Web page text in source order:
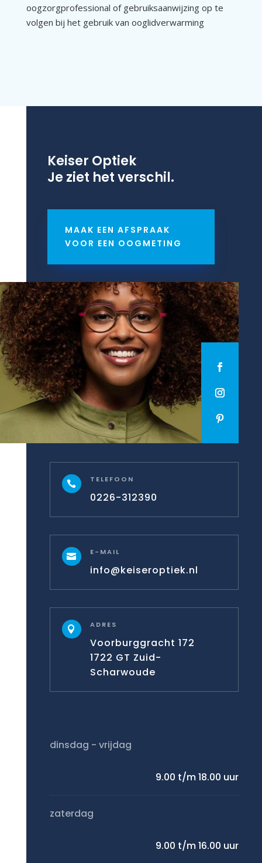
oogzorgprofessional of gebruiksaanwijzing op te
volgen bij het gebruik van ooglidverwarming
Keiser Optiek
Je ziet het verschil.
MAAK EEN AFSPRAAK
VOOR EEN OOGMETING
 TELEFOON
0226-312390
 E-MAIL
info@keiseroptiek.nl
 ADRES
Voorburggracht 172
1722 GT Zuid-
Scharwoude
dinsdag - vrijdag
9.00 t/m 18.00 uur
zaterdag
9.00 t/m 16.00 uur